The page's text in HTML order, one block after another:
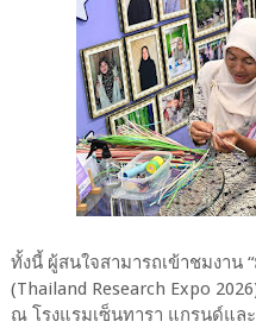
ทั้งนี้ ผู้สนใจสามารถเข้าชมงาน
(Thailand Research Expo
ณ โรงแรมเซ็นทารา แกรนด์แล